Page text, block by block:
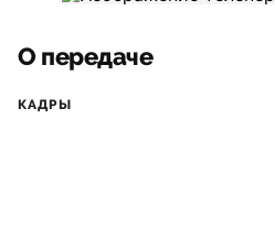
О передаче
КАДРЫ